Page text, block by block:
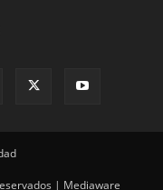
| Mediaware